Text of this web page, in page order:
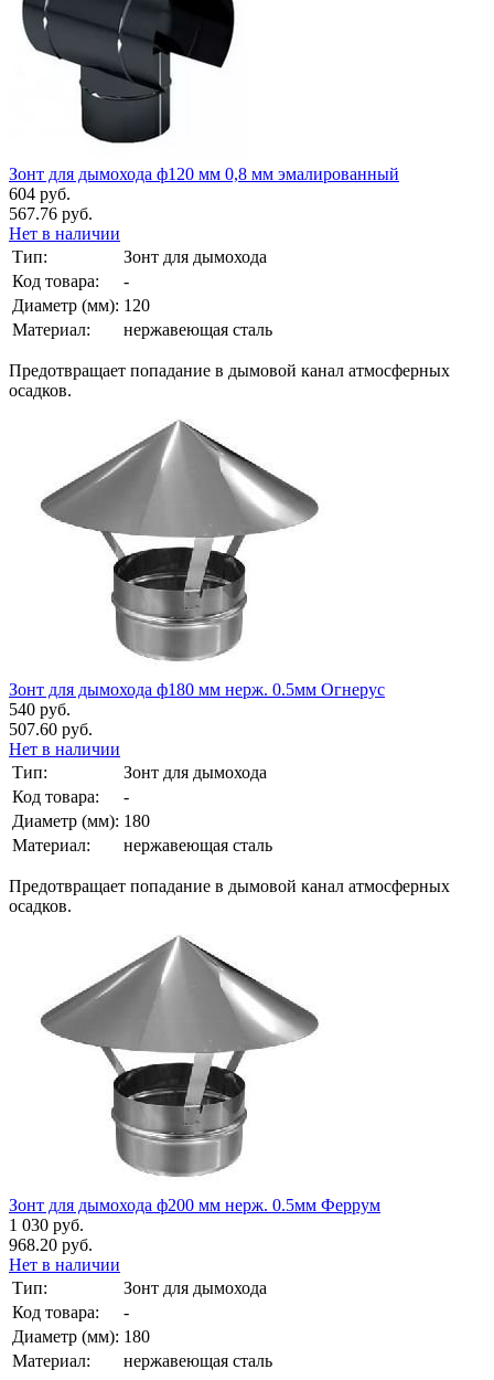
Зонт для дымохода ф120 мм 0,8 мм эмалированный
604 руб.
567.76 руб.
Нет в наличии
Тип:
Зонт для дымохода
Код товара:
-
Диаметр (мм): 120
Материал:
нержавеющая сталь
Предотвращает попадание в дымовой канал атмосферных
осадков.
Зонт для дымохода ф180 мм нерж. 0.5мм Огнерус
540 руб.
507.60 руб.
Нет в наличии
Тип:
Зонт для дымохода
Код товара:
-
Диаметр (мм): 180
Материал:
нержавеющая сталь
Предотвращает попадание в дымовой канал атмосферных
осадков.
Зонт для дымохода ф200 мм нерж. 0.5мм Феррум
1 030 руб.
968.20 руб.
Нет в наличии
Тип:
Зонт для дымохода
Код товара:
-
Диаметр (мм): 180
Материал:
нержавеющая сталь